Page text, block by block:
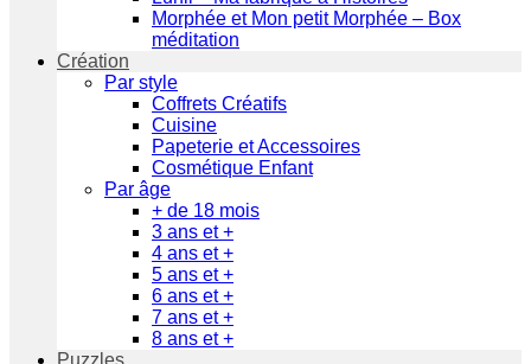
Morphée et Mon petit Morphée – Box
méditation
Création
Par style
Coffrets Créatifs
Cuisine
Papeterie et Accessoires
Cosmétique Enfant
Par âge
+ de 18 mois
3 ans et +
4 ans et +
5 ans et +
6 ans et +
7 ans et +
8 ans et +
Puzzles